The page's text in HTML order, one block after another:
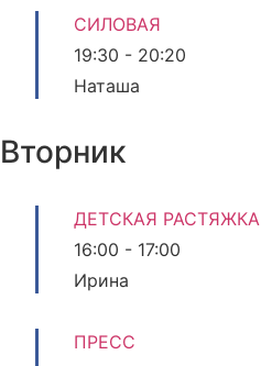
СИЛОВАЯ
19:30 - 20:20
Наташа
Вторник
ДЕТСКАЯ РАСТЯЖКА
16:00 - 17:00
Ирина
ПРЕСС